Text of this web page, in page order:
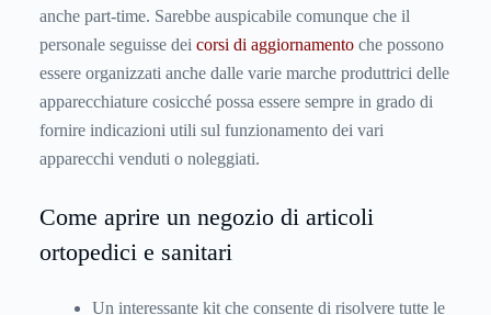
anche part-time. Sarebbe auspicabile comunque che il
personale seguisse dei corsi di aggiornamento che possono
essere organizzati anche dalle varie marche produttrici delle
apparecchiature cosicché possa essere sempre in grado di
fornire indicazioni utili sul funzionamento dei vari
apparecchi venduti o noleggiati.
Come aprire un negozio di articoli
ortopedici e sanitari
Un interessante kit che consente di risolvere tutte le